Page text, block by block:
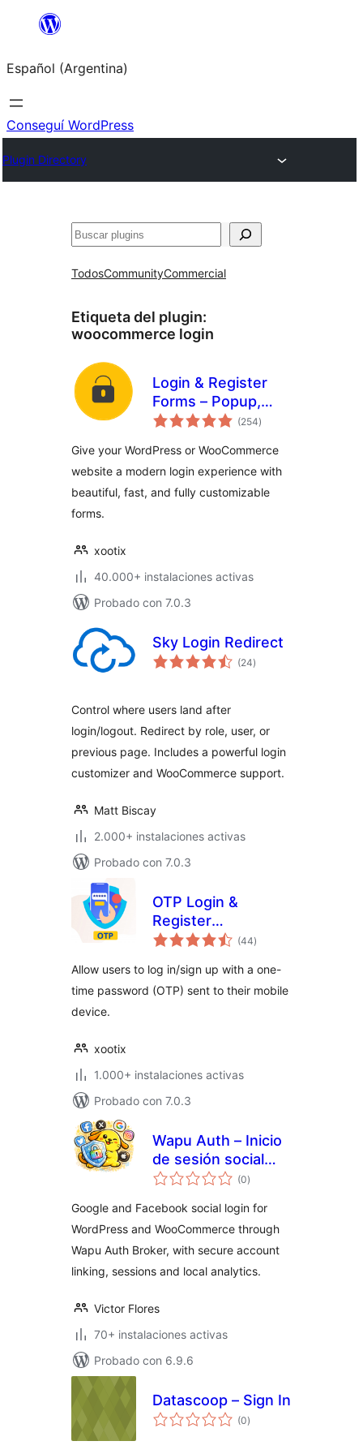
Saltar
contenido
Español (Argentina)
Conseguí WordPress
Plugin Directory
Buscar
TodosCommunityCommercial
Etiqueta del plugin:
woocommerce login
Login & Register
Forms – Popup,
Slider, Profile &
(254total
de
)
Give your WordPress or WooCommerce
website a modern login experience with
beautiful, fast, and fully customizable
forms.
xootix
40.000+ instalaciones activas
Probado con 7.0.3
Sky Login Redirect
(24total
de
)
Control where users land after
login/logout. Redirect by role, user, or
previous page. Includes a powerful login
customizer and WooCommerce support.
Matt Biscay
2.000+ instalaciones activas
Probado con 7.0.3
OTP Login &
Register
Woocommerce
(44total
de
)
Allow users to log in/sign up with a one-
time password (OTP) sent to their mobile
device.
xootix
1.000+ instalaciones activas
Probado con 7.0.3
Wapu Auth – Inicio
de sesión social
para WordPress y
(0total
de
)
Google and Facebook social login for
WordPress and WooCommerce through
Wapu Auth Broker, with secure account
linking, sessions and local analytics.
Victor Flores
70+ instalaciones activas
Probado con 6.9.6
Datascoop – Sign In
(0total
de
)